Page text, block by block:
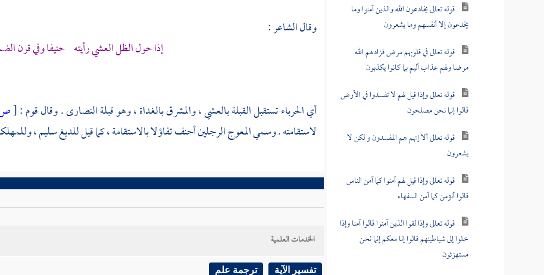
قوله تعالى يخادعون الله والذين آمنوا وما
يخدعون إلا أنفسهم وما يشعرون
قوله تعالى في قلوبهم مرض فزادهم الله
مرضا ولهم عذاب أليم بما كانوا يكذبون
قوله تعالى وإذا قيل لهم لا تفسدوا في الأرض
قالوا إنما نحن مصلحون
قوله تعالى ألا إنهم هم المفسدون و لكن لا
يشعرون
قوله تعالى وإذا قيل لهم آمنوا كما آمن الناس
قالوا أنؤمن كما آمن السفهاء
قوله تعالى وإذا لقوا الذين آمنوا قالوا آمنا وإذا
خلوا إلى شياطينهم قالوا إنا معكم إنما نحن
مستهزئون
وقال الشاعر :
إذا حول الظل العشي رأيته حنيفا وفي قرن
أي الحرباء تستقبل القبلة بالعشي ، والمشرق بالغداة ، وهو قبلةالنصارى. وقال قوم :[
لاستقامته . وسمي المعوج الرجلين أحنف تفاؤلا بالاستقامة ، كما قيل للديغ سليم ،
الخدمات العلمية
تفسير الآية ترجمة علم